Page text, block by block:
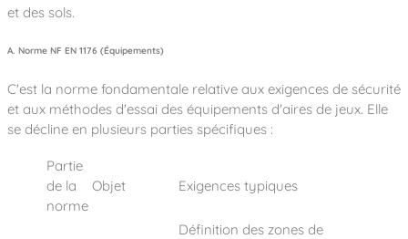
et des sols.
A. Norme NF EN 1176 (Équipements)
C'est la norme fondamentale relative aux exigences de sécurité
et aux méthodes d'essai des équipements d'aires de jeux. Elle
se décline en plusieurs parties spécifiques :
Partie
de la
norme
Objet Exigences typiques
Définition des zones de